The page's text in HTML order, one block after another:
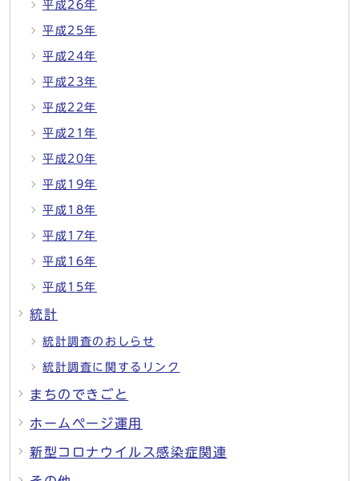
平成26年
平成25年
平成24年
平成23年
平成22年
平成21年
平成20年
平成19年
平成18年
平成17年
平成16年
平成15年
統計
統計調査のおしらせ
統計調査に関するリンク
まちのできごと
ホームページ運用
新型コロナウイルス感染症関連